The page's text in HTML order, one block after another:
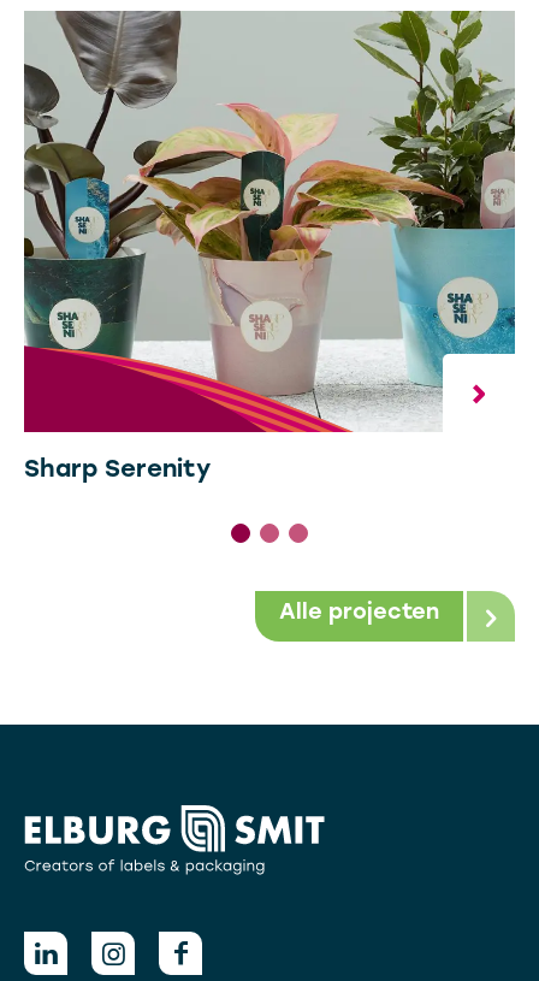
Sharp Serenity
Alle projecten